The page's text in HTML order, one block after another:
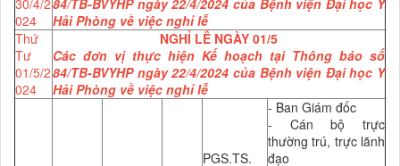
30/4/2
024
84/TB-BVYHP ngày 22/4/2024 của Bệnh viện Đại học Y
Hải Phòng về việc nghỉ lễ
Thứ
Tư
01/5/2
024
NGHỈ LỄ NGÀY 01/5
Các đơn vị thực hiện Kế hoạch tại Thông báo số
84/TB-BVYHP ngày 22/4/2024 của Bệnh viện Đại học Y
Hải Phòng về việc nghỉ lễ
PGS.TS.
- Ban Giám đốc
- Cán bộ trực
thường trú, trực lãnh
đạo